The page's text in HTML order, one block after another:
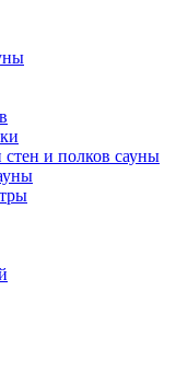
и полков сауны